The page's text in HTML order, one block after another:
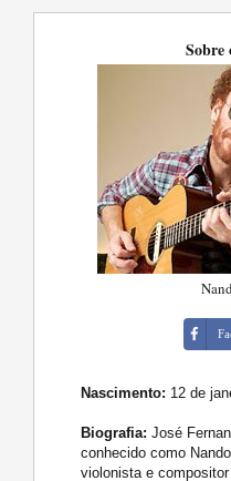
Nascimento: 12 de
Biografia: José
conhecido como
violonista e